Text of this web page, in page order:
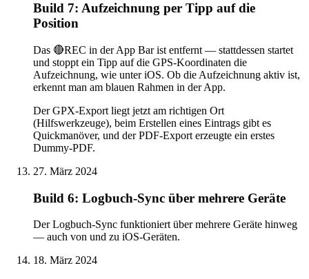
Build 7: Aufzeichnung per Tipp auf die
Position
Das 🔴REC in der App Bar ist entfernt — stattdessen startet
und stoppt ein Tipp auf die GPS-Koordinaten die
Aufzeichnung, wie unter iOS. Ob die Aufzeichnung aktiv ist,
erkennt man am blauen Rahmen in der App.
Der GPX-Export liegt jetzt am richtigen Ort
(Hilfswerkzeuge), beim Erstellen eines Eintrags gibt es
Quickmanöver, und der PDF-Export erzeugte ein erstes
Dummy-PDF.
27. März 2024
Build 6: Logbuch-Sync über mehrere Geräte
Der Logbuch-Sync funktioniert über mehrere Geräte hinweg
— auch von und zu iOS-Geräten.
18. März 2024